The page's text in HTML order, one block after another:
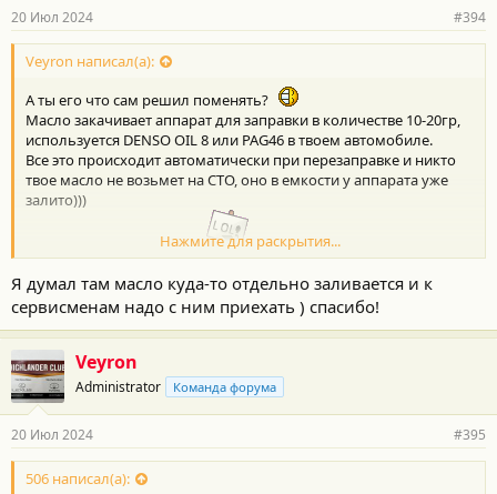
н
о
с
и
:
20 Июл 2024 #394
Veyron написал(а):
А ты его что сам решил поменять?
Масло закачивает аппарат для заправки в количестве 10-20гр,
используется DENSO OIL 8 или PAG46 в твоем автомобиле.
Все это происходит автоматически при перезаправке и никто
твое масло не возьмет на СТО, оно в емкости у аппарата уже
залито)))
Ты бы еще фреон купил
Нажмите для раскрытия...
Я думал там масло куда-то отдельно заливается и к
сервисменам надо с ним приехать ) спасибо!
Veyron
Administrator Команда форума
20 Июл 2024 #395
506 написал(а):